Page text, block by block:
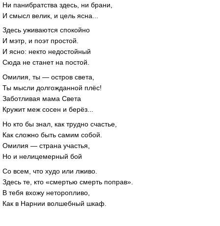
Ни панибратства здесь, ни брани,
И смысл велик, и цель ясна...
Здесь уживаются спокойно
И мэтр, и поэт простой.
И ясно: некто недостойный
Сюда не станет на постой.
Омилия, ты — остров света,
Ты мысли долгожданной плёс!
Заботливая мама Света
Кружит меж сосен и берёз...
Но кто бы знал, как трудно счастье,
Как сложно быть самим собой.
Омилия — страна участья,
Но и нелицемерный бой
Со всем, что худо или лживо.
Здесь те, кто «смертью смерть поправ».
В тебя вхожу неторопливо,
Как в Нарнии волшебный шкаф.